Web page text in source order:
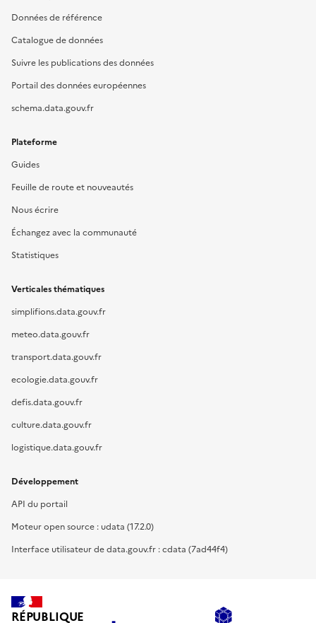
Données de référence
Catalogue de données
Suivre les publications des données
Portail des données européennes
schema.data.gouv.fr
Plateforme
Guides
Feuille de route et nouveautés
Nous écrire
Échangez avec la communauté
Statistiques
Verticales thématiques
simplifions.data.gouv.fr
meteo.data.gouv.fr
transport.data.gouv.fr
ecologie.data.gouv.fr
defis.data.gouv.fr
culture.data.gouv.fr
logistique.data.gouv.fr
Développement
API du portail
Moteur open source : udata (17.2.0)
Interface utilisateur de data.gouv.fr : cdata (7ad44f4)
RÉPUBLIQUE